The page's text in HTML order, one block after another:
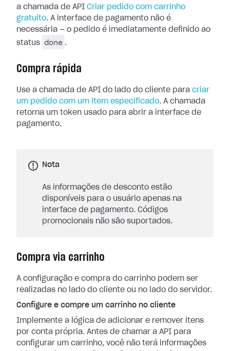
a chamada de API Criar pedido com carrinho
gratuito. A interface de pagamento não é
necessária — o pedido é imediatamente definido ao
status
done .
Compra rápida
Use a chamada de API do lado do cliente para criar
um pedido com um item especificado. A chamada
retorna um token usado para abrir a interface de
pagamento.
Nota
As informações de desconto estão
disponíveis para o usuário apenas na
interface de pagamento. Códigos
promocionais não são suportados.
Compra via carrinho
A configuração e compra do carrinho podem ser
realizadas no lado do cliente ou no lado do servidor.
Configure e compre um carrinho no cliente
Implemente a lógica de adicionar e remover itens
por conta própria. Antes de chamar a API para
configurar um carrinho, você não terá informações